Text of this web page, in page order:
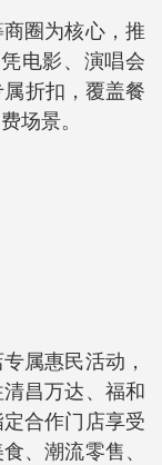
圈为核心，推
电影、演唱会
折扣，覆盖餐
场景。
属惠民活动，
昌万达、福和
合作门店享受
、潮流零售、